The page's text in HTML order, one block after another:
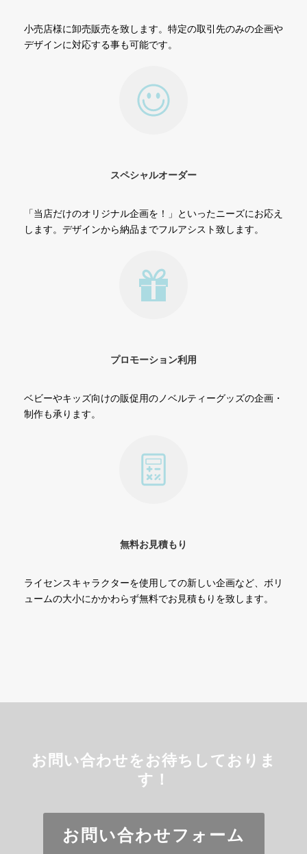
小売店様に卸売販売を致します。特定の取引先のみの企画や
デザインに対応する事も可能です。
スペシャルオーダー
「当店だけのオリジナル企画を！」といったニーズにお応え
します。デザインから納品までフルアシスト致します。
プロモーション利用
ベビーやキッズ向けの販促用のノベルティーグッズの企画・
制作も承ります。
無料お見積もり
ライセンスキャラクターを使用しての新しい企画など、ボリ
ュームの大小にかかわらず無料でお見積もりを致します。
お問い合わせをお待ちしておりま
す！
お問い合わせフォーム